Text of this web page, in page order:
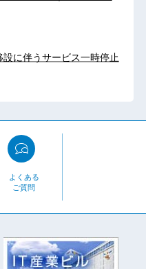
に伴うサービス一時停止
よくある
ご質問